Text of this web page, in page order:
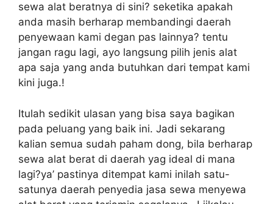
sewa alat beratnya di sini? seketika apakah
anda masih berharap membandingi daerah
penyewaan kami degan pas lainnya? tentu
jangan ragu lagi, ayo langsung pilih jenis alat
apa saja yang anda butuhkan dari tempat kami
kini juga.!
Itulah sedikit ulasan yang bisa saya bagikan
pada peluang yang baik ini. Jadi sekarang
kalian semua sudah paham dong, bila berharap
sewa alat berat di daerah yag ideal di mana
lagi?ya’ pastinya ditempat kami inilah satu-
satunya daerah penyedia jasa sewa menyewa